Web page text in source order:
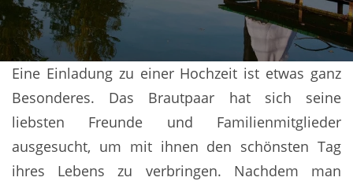
Eine Einladung zu einer Hochzeit ist etwas ganz
Besonderes. Das Brautpaar hat sich seine
liebsten Freunde und Familienmitglieder
ausgesucht, um mit ihnen den schönsten Tag
ihres Lebens zu verbringen. Nachdem man